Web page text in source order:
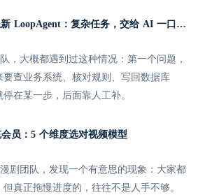
极光旗下 GPTBots.ai 上新 LoopAgent：复杂任务，交给 AI 一口气跑完
，大概都遇到过这种情况：第一个问题，
查业务系统、核对规则、写回数据库
在某一步，后面靠人工补。
员：5 个维度选对视频模型
剧团队，发现一个有意思的现象：大家都
真正拖慢进度的，往往不是人手不够。